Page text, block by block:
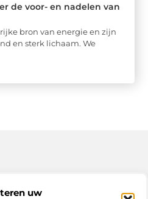
uw
de voor- en nadelen van
bron van energie en zijn
en sterk lichaam. We